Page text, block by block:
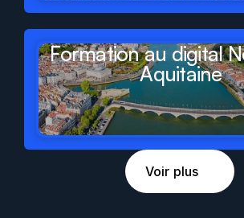
Formation au digital
Aquitaine
Voir plus